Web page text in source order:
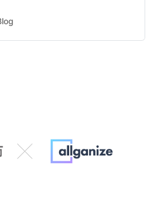
用事例や生